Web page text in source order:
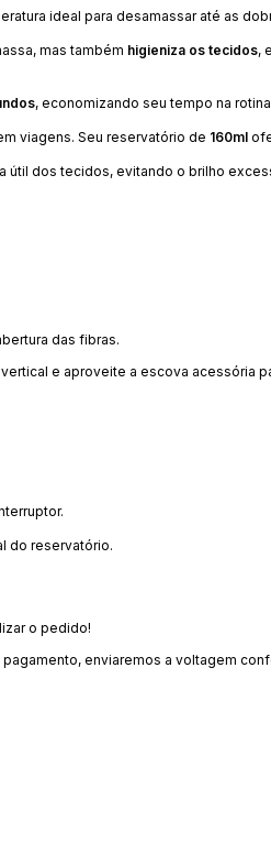
ideal para desamassar até as
mas também higieniza os tecidos,
, economizando seu tempo na
viagens. Seu reservatório de 160ml
útil dos tecidos, evitando o brilho
das fibras.
e aproveite a escova acessória
do reservatório.
o pedido!
enviaremos a voltagem